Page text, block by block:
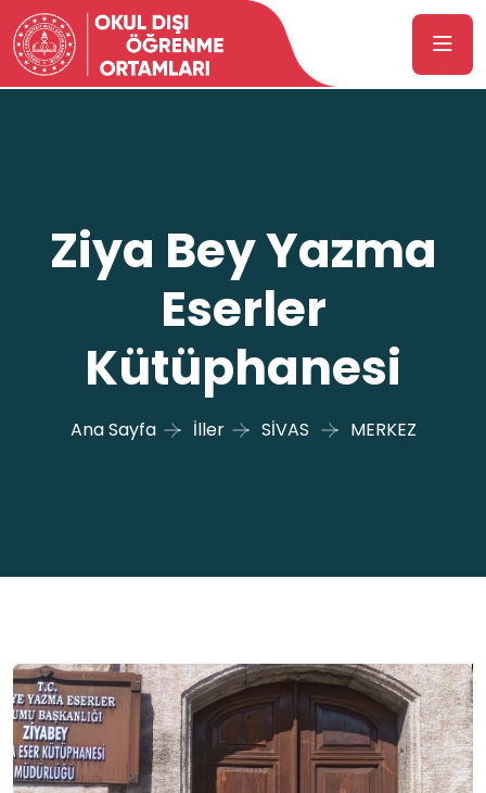
Ziya Bey Yazma
Eserler
Kütüphanesi
Ana Sayfa İller SİVAS MERKEZ